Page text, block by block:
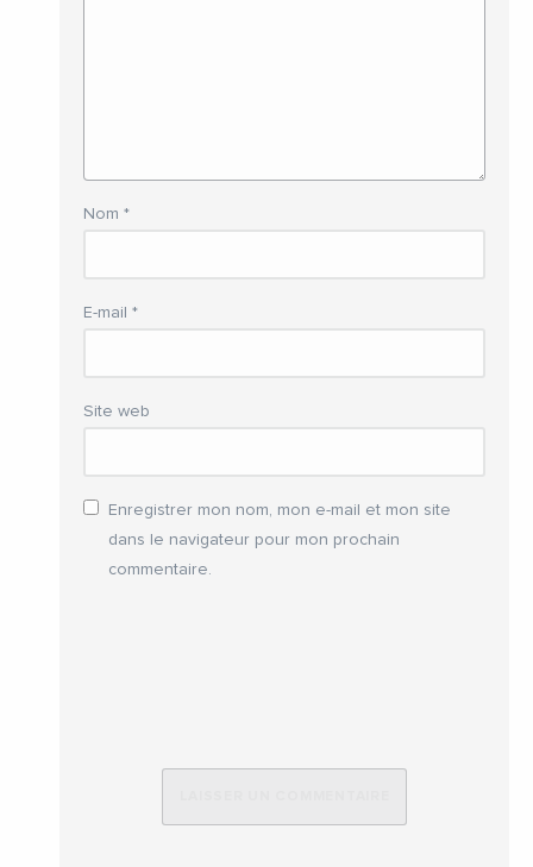
Nom *
E-mail *
Site web
Enregistrer mon nom, mon e-mail et mon site
dans le navigateur pour mon prochain
commentaire.